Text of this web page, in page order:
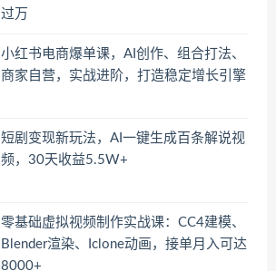
过万
小红书电商爆单课，AI创作、组合打法、
商家自营，实战进阶，打造稳定增长引擎
短剧变现新玩法，AI一键生成百条解说视
频，30天收益5.5W+
零基础虚拟视频制作实战课：CC4建模、
Blender渲染、Iclone动画，接单月入可达
8000+